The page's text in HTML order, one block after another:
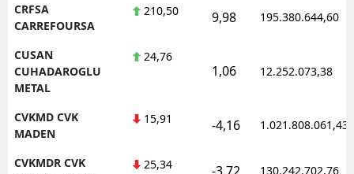
CRFSA
CARREFOURSA
210,50 9,98 195.380.644,60
CUSAN
CUHADAROGLU
METAL
24,76
1,06 12.252.073,38
CVKMD CVK
MADEN
15,91 -4,16 1.021.808.061,43
CVKMDR CVK
25,34 130.242.702,76